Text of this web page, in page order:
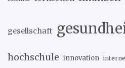
gesellschaft
hochschule innovation